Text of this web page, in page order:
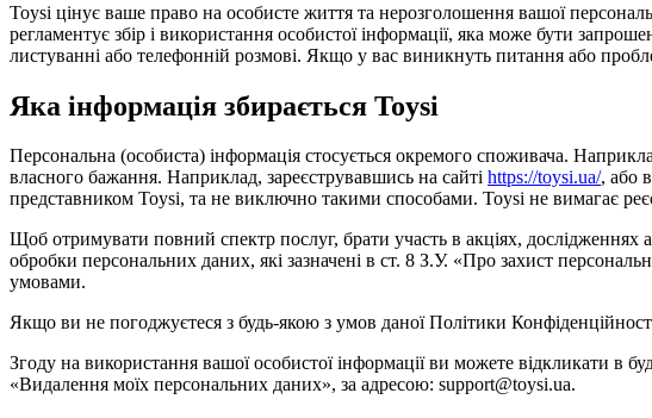
Toysi цінує ваше право на особисте життя та нерозголошення вашої
регламентує збір і використання особистої інформації, яка може бути
листуванні або телефонній розмові. Якщо у вас виникнуть питання або
Яка інформація збирається Toysi
Персональна (особиста) інформація стосується окремого споживача.
власного бажання. Наприклад, зареєструвавшись на сайті https://toysi.ua/, або
представником Toysi, та не виключно такими способами. Toysi не вимагає
Щоб отримувати повний спектр послуг, брати участь в акціях,
обробки персональних даних, які зазначені в ст. 8 З.У. «Про захист
умовами.
Якщо ви не погоджуєтеся з будь-якою з умов даної Політики
Згоду на використання вашої особистої інформації ви можете відкликати в
«Видалення моїх персональних даних», за адресою: support@toysi.ua.